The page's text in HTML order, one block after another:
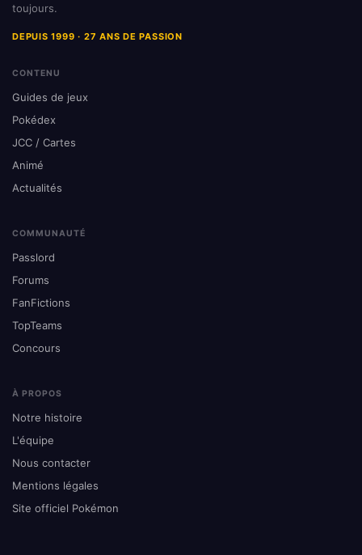
toujours.
DEPUIS 1999 · 27 ANS DE PASSION
CONTENU
Guides de jeux
Pokédex
JCC / Cartes
Animé
Actualités
COMMUNAUTÉ
Passlord
Forums
FanFictions
TopTeams
Concours
À PROPOS
Notre histoire
L'équipe
Nous contacter
Mentions légales
Site officiel Pokémon